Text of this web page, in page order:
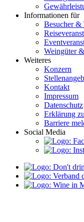
Informationen für
Besucher &
Weingüter
Weiteres
Konzern
Kontakt
Impressum
Datenschutz
Erklärung
Barriere
Social Media